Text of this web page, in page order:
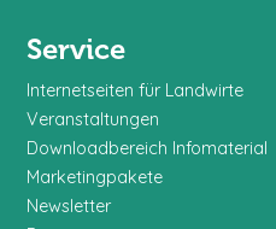
Service
Internetseiten für Landwirte
Veranstaltungen
Downloadbereich Infomaterial
Marketingpakete
Newsletter